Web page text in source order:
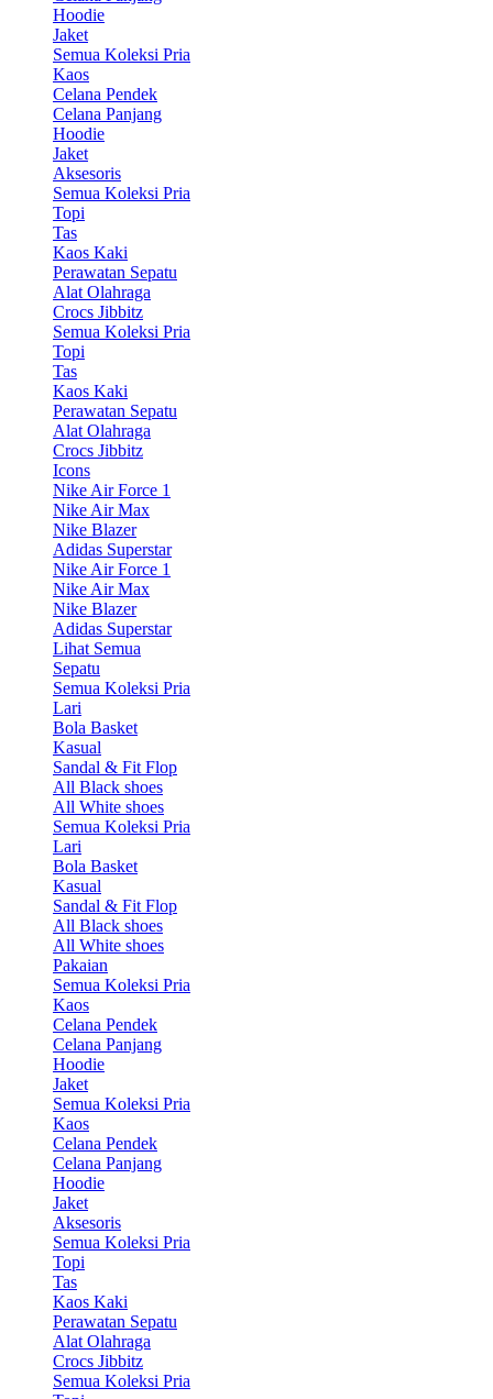
Hoodie
Jaket
Semua Koleksi Pria
Kaos
Celana Pendek
Celana Panjang
Hoodie
Jaket
Aksesoris
Semua Koleksi Pria
Topi
Tas
Kaos Kaki
Perawatan Sepatu
Alat Olahraga
Crocs Jibbitz
Semua Koleksi Pria
Topi
Tas
Kaos Kaki
Perawatan Sepatu
Alat Olahraga
Crocs Jibbitz
Icons
Nike Air Force 1
Nike Air Max
Nike Blazer
Adidas Superstar
Nike Air Force 1
Nike Air Max
Nike Blazer
Adidas Superstar
Lihat Semua
Sepatu
Semua Koleksi Pria
Lari
Bola Basket
Kasual
Sandal & Fit Flop
All Black shoes
All White shoes
Semua Koleksi Pria
Lari
Bola Basket
Kasual
Sandal & Fit Flop
All Black shoes
All White shoes
Pakaian
Semua Koleksi Pria
Kaos
Celana Pendek
Celana Panjang
Hoodie
Jaket
Semua Koleksi Pria
Kaos
Celana Pendek
Celana Panjang
Hoodie
Jaket
Aksesoris
Semua Koleksi Pria
Topi
Tas
Kaos Kaki
Perawatan Sepatu
Alat Olahraga
Crocs Jibbitz
Semua Koleksi Pria